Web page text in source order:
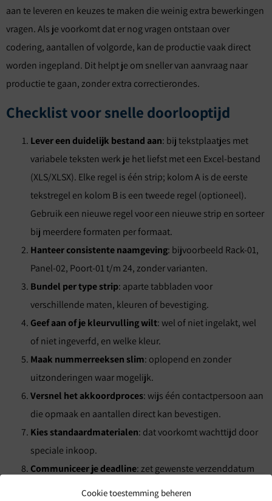
Cookie toestemming beheren
aan te leveren en keuzes te maken die weinig extra bewerkingen
vragen. Als je voorkomt dat er nog vragen ontstaan over
codering, aantallen of volgorde, kan de productie vaak direct
worden ingepland. Dit helpt je om sneller van aanvraag naar
productie te gaan, zonder extra correctierondes.
Checklist voor snelle doorlooptijd
Lever een duidelijk bestand aan: bij tekstplaatjes met
variabele teksten werk je het liefst met een Excel-bestand
(XLS/XLSX). Elke regel is één strip; kolom A is de eerste
tekstregel en kolom B is een tweede regel (optioneel).
Gebruik een nieuwe regel voor een nieuwe strip en sorteer
bij meerdere formaten per formaat.
Hanteer consistente naamgeving: bijvoorbeeld Rack-01,
Panel-02, Poort-01 t/m 24, zonder varianten.
Bundel per type strip: aparte tabbladen voor
verschillende maten, kleuren of bevestiging.
Geef aan of je kleurvulling wilt: wel of niet ingelakt, wel
of niet ingeverfd, en welke kleur.
Maak nummerreeksen slim: oplopend en zonder
uitzonderingen waar mogelijk.
Versnel het akkoordproces: wijs één contactpersoon aan
die opmaak en aantallen direct kan bevestigen.
Kies standaardmaterialen: dat voorkomt wachttijd door
speciale inkoop.
Communiceer je deadline: zet gewenste verzenddatum
en afleveradres meteen in de aanvraag.